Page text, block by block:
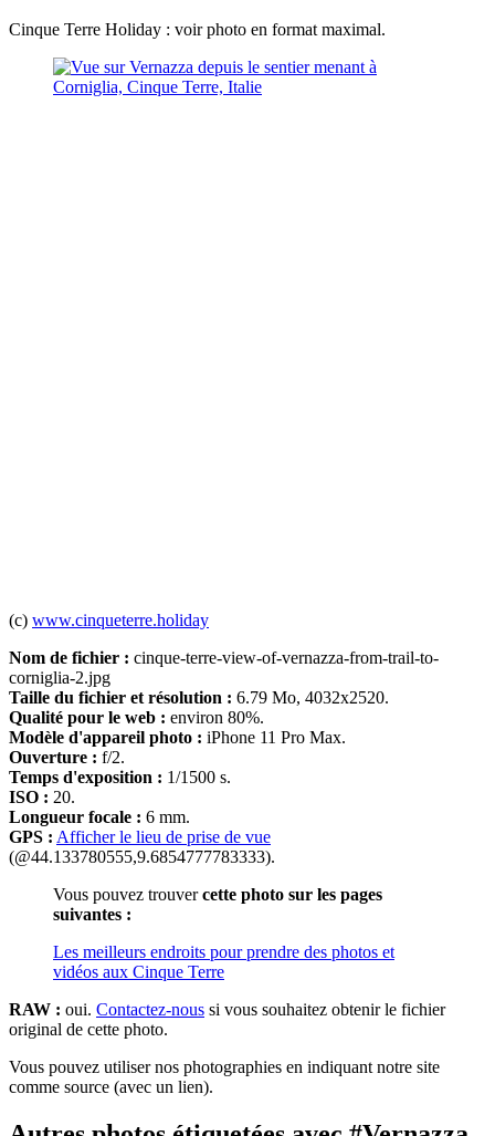
Cinque Terre Holiday : voir photo en format maximal.
(c) www.cinqueterre.holiday
Nom de fichier : cinque-terre-view-of-vernazza-from-trail-to-
corniglia-2.jpg
Taille du fichier et résolution : 6.79 Mo, 4032x2520.
Qualité pour le web : environ 80%.
Modèle d'appareil photo : iPhone 11 Pro Max.
Ouverture : f/2.
Temps d'exposition : 1/1500 s.
ISO : 20.
Longueur focale : 6 mm.
GPS : Afficher le lieu de prise de vue
(@44.133780555,9.6854777783333).
Vous pouvez trouvercette photo sur les pages
suivantes :
Les meilleurs endroits pour prendre des photos et
vidéos aux Cinque Terre
RAW : oui. Contactez-nous si vous souhaitez obtenir le fichier
original de cette photo.
Vous pouvez utiliser nos photographies en indiquant notre site
comme source (avec un lien).